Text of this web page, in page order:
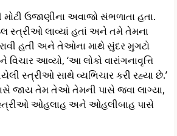
મોટી ઉજાણીના અવાજો સંભળાતા હતા.
સ્ત્રીઓ લાવ્યાં હતાં અને તમે તેમના
હતી અને તેઓના માથે સુંદર મુગટો
વિચાર આવ્યો, ‘આ લોકો વારાંગનાવૃત્તિ
સ્ત્રીઓ સાથે વ્યભિચાર કરી રહ્યા છે.’
જાય તેમ તેઓ તેમની પાસે જવા લાગ્યા,
ઓહલાહ અને ઓહલીબાહ પાસે